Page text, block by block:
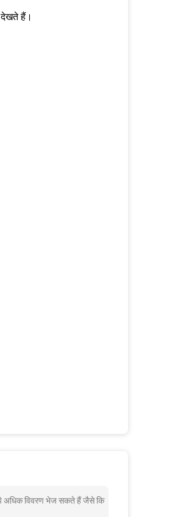
देखते हैं।
अधिक विवरण भेज सकते हैं जैसे कि